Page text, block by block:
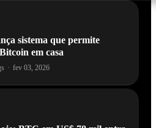
sistema que permite
em casa
· fev 03, 2026